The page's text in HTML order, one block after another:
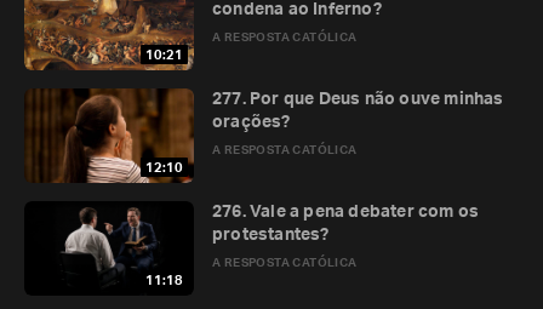
10:21
A RESPOSTA CATÓLICA
condena ao Inferno?
12:10
A RESPOSTA CATÓLICA
277. Por que Deus não ouve minhas
orações?
11:18
A RESPOSTA CATÓLICA
276. Vale a pena debater com os
protestantes?